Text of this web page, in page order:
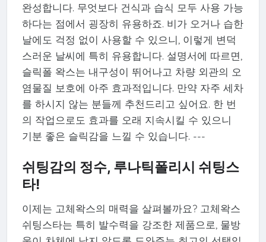
완성합니다. 무엇보다 건식과 습식 모두 사용 가능
하다는 점에서 굉장히 유용하죠. 비가 오거나 습한
날에도 걱정 없이 사용할 수 있으니, 이렇게 변덕
스러운 날씨에 특히 유용합니다. 설명서에 따르면,
슬릭폴 왁스는 내구성이 뛰어나고 차량 외관의 오
염물질 보호에 아주 효과적입니다. 만약 자주 세차
를 하시지 않는 분들께 추천드리고 싶어요. 한 번
의 작업으로도 효과를 오래 지속시킬 수 있으니
기분 좋은 슬릭감을 느낄 수 있습니다. ---
쉬팅감의 정수, 루나틱폴리시 쉬팅스
타!
이제는 고체왁스의 매력을 살펴볼까요? 고체왁스
쉬팅스타는 특히 발수력을 강조한 제품으로, 물방